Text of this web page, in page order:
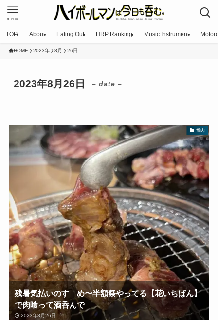
menu
TOP About Eating Out HRP Ranking Music Instrument
HOME 2023年 8月 26日
2023年8月26日 – date –
焼肉
残暑気払いのすゝめ〜半額祭やってる【花いちばん】
で肉喰って酒呑んで
2023年8月26日